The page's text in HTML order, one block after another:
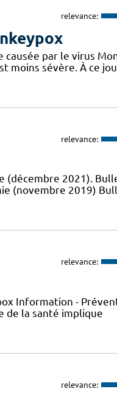
relevance:
par le virus
moins sévère. À ce
relevance:
(décembre 2021).
(novembre 2019)
relevance:
Information -
de la santé implique
relevance: